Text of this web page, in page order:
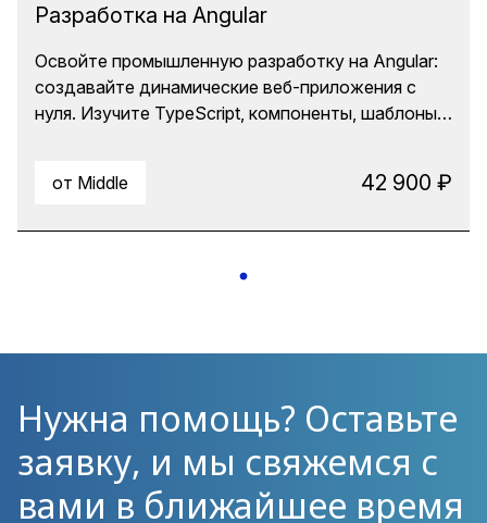
Разработка на Angular
Освойте промышленную разработку на Angular:
создавайте динамические веб-приложения с
нуля. Изучите TypeScript, компоненты, шаблоны,
жизненный цикл компонентов. Научитесь
от Middle 42 900 ₽
Нужна помощь? Оставьте
заявку, и мы свяжемся с
вами в ближайшее время